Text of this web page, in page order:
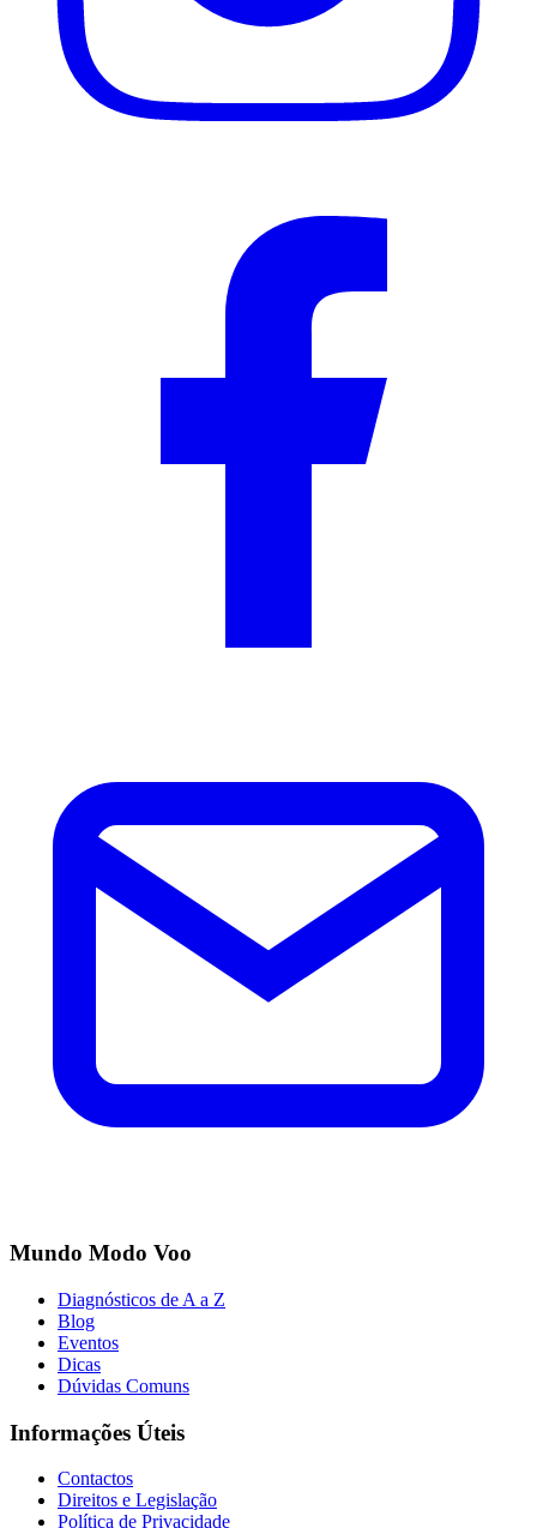
Mundo Modo Voo
Diagnósticos de A a Z
Blog
Eventos
Dicas
Dúvidas Comuns
Informações Úteis
Contactos
Direitos e Legislação
Política de Privacidade